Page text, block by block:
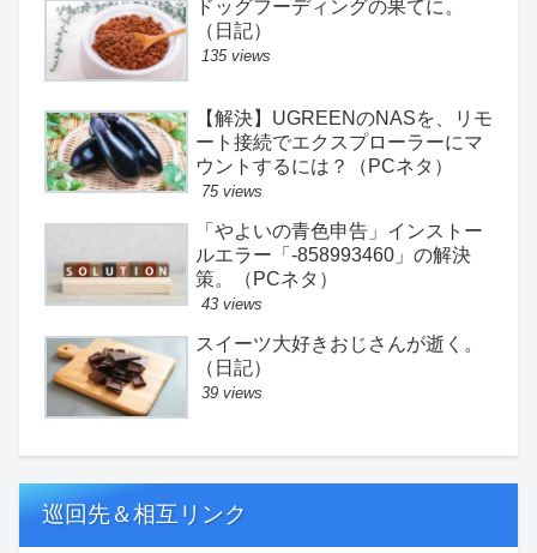
ドッグフーディングの果てに。
（日記）
135 views
【解決】UGREENのNASを、リモ
ート接続でエクスプローラーにマ
ウントするには？（PCネタ）
75 views
「やよいの青色申告」インストー
ルエラー「-858993460」の解決
策。（PCネタ）
43 views
スイーツ大好きおじさんが逝く。
（日記）
39 views
巡回先＆相互リンク